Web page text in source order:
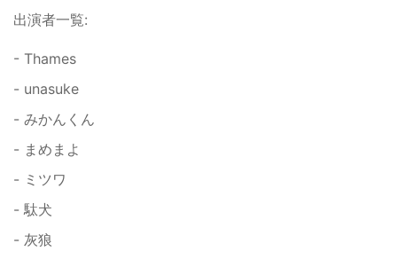
出演者一覧:
- Thames
- unasuke
- みかんくん
- まめまよ
- ミツワ
- 駄犬
- 灰狼